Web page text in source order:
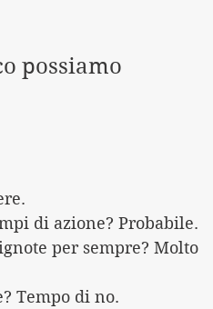
possiamo
di azione? Probabile.
per sempre? Molto
Tempo di no.